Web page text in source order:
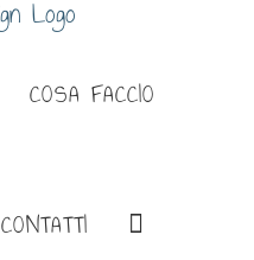
COSA FACCIO
CONTATTI